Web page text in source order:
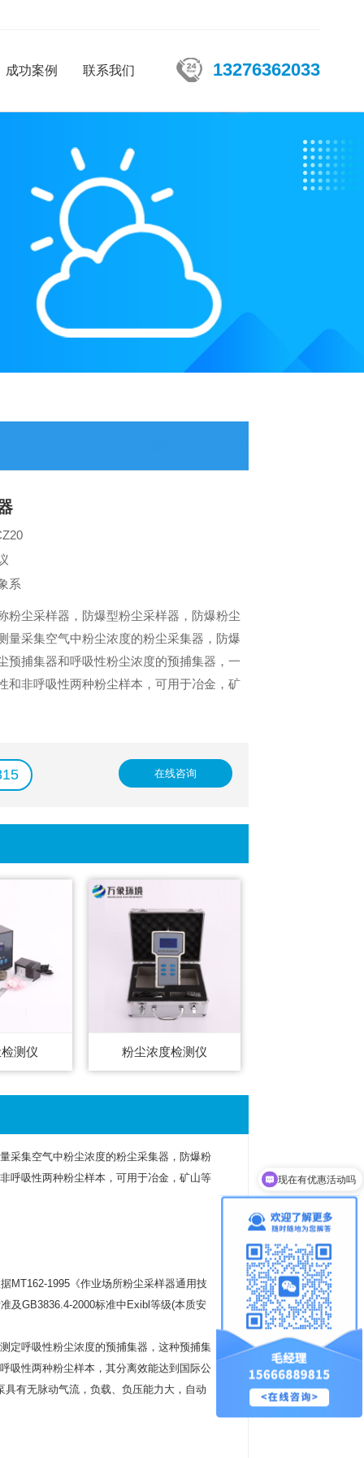
13276362033
成功案例 联系我们
系
粉尘采样器，防爆型粉尘采样器，防爆粉尘
量采集空气中粉尘浓度的粉尘采集器，防爆
预捕集器和呼吸性粉尘浓度的预捕集器，一
和非呼吸性两种粉尘样本，可用于冶金，矿
在线咨询
测仪 粉尘浓度检测仪
采集空气中粉尘浓度的粉尘采集器，防爆粉
呼吸性两种粉尘样本，可用于冶金，矿山等
MT162-1995《作业场所粉尘采样器通用技
及GB3836.4-2000标准中Exibl等级(本质安
定呼吸性粉尘浓度的预捕集器，这种预捕集
吸性两种粉尘样本，其分离效能达到国际公
具有无脉动气流，负载、负压能力大，自动
可以介绍下你们的产品么
现在有优惠活动吗